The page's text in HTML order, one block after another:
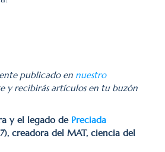
publicado en nuestro
y recibirás artículos en tu buzón
y el legado de Preciada
creadora del MAT, ciencia del